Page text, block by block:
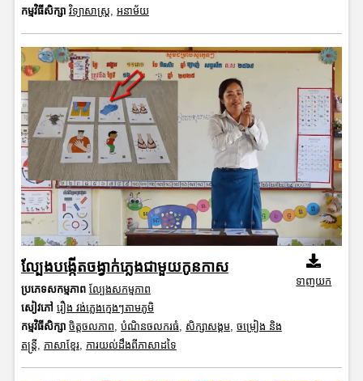
កម្មវិធីសិក្សា វិទ្យាសាស្រ្ត, អនាម័យ
ល្បែងបង្កើតចង្វាក់ភ្លេងជាមួយកូនកាស
ប្រភេទសកម្មភាព ល្បែងសកម្មភាព
សៀវភៅ រឿង វង់ភ្លេងក្មេងៗតាមភូមិ
កម្មវិធីសិក្សា ចិត្តចលភាព, បំណិនចលករធំ, សិក្សាសង្គម, ចម្រៀង និង
តន្ត្រី, ភាសាខ្មែរ, ការយល់ដឹងពីភាសាដទៃ
ទាញយក